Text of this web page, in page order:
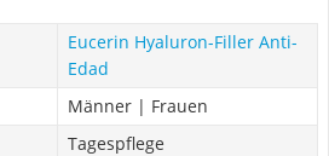
Eucerin Hyaluron-Filler Anti-
Edad
Männer | Frauen
Tagespflege